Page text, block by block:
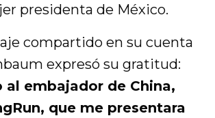
presidenta de México.
compartido en su cuenta
expresó su gratitud:
al embajador de China,
que me presentara